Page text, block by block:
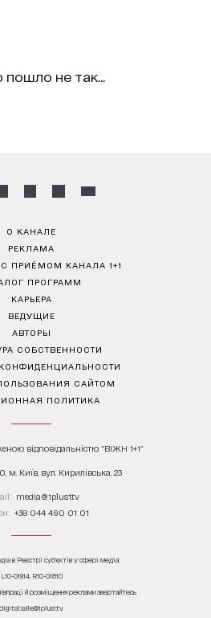
пошло не так...
О КАНАЛЕ
РЕКЛАМА
ПРИЁМОМ КАНАЛА 1+1
ПРОГРАММ
КАРЬЕРА
ВЕДУЩИЕ
АВТОРЫ
СОБСТВЕННОСТИ
САЙТОМ
ПОЛИТИКА
відповідальністю "ВІЖН 1+1"
м. Київ, вул. Кирилівська, 23
media@1plus1.tv
+38 044 490 01 01
в Реєстрі суб’єктів у сфері медіа:
L10-01914, R10-01810
й розміщення реклами звертайтесь
digital.sale@1plus1.tv